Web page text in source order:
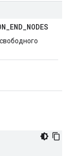
_END_NODES